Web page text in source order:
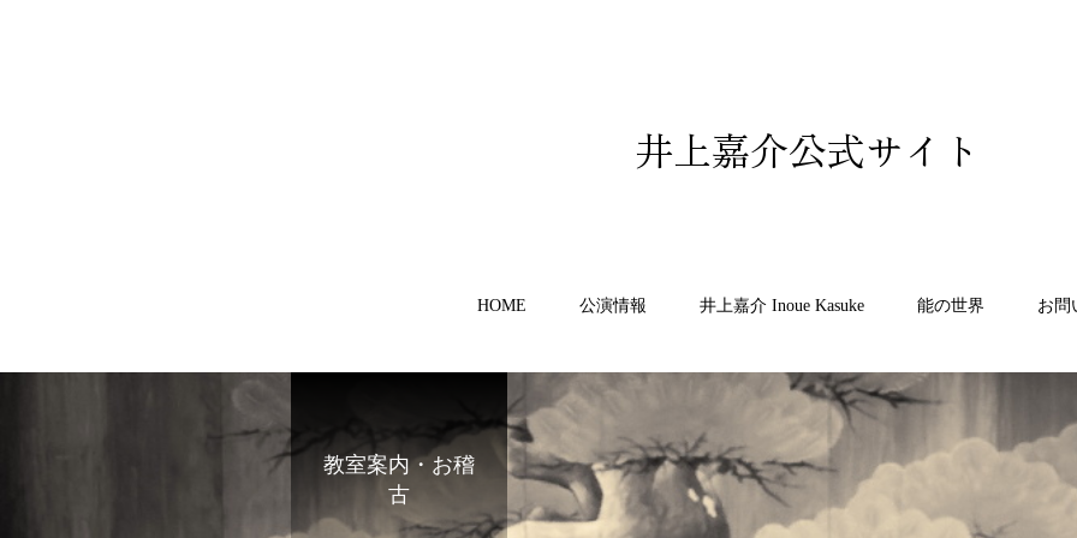
井上嘉介公式サイト
HOME 公演情報 井上嘉介 Inoue Kasuke 能の世界 お問
教室案内・お稽
古